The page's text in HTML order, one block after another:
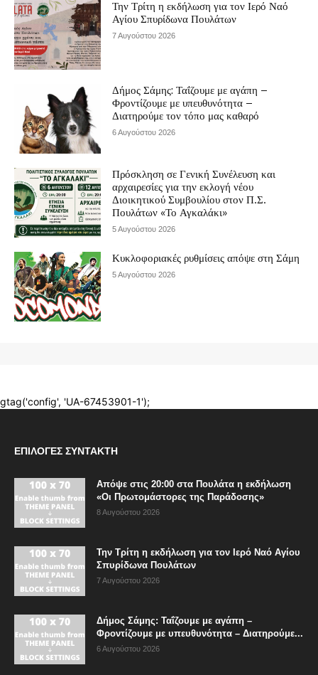
ΕΠΙΛΟΓΈΣ ΣΥΝΤΆΚΤΗ
Απόψε στις 20:00 στα Πουλάτα η εκδήλωση
«Οι Πρωτομάστορες της Παράδοσης»
8 Αυγούστου 2026
Την Τρίτη η εκδήλωση για τον Ιερό Ναό Αγίου
Σπυρίδωνα Πουλάτων
7 Αυγούστου 2026
Δήμος Σάμης: Ταΐζουμε με αγάπη –
Φροντίζουμε με υπευθυνότητα – Διατηρούμε...
6 Αυγούστου 2026